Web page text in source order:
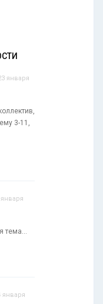
января
3-11,
января
тема...
января